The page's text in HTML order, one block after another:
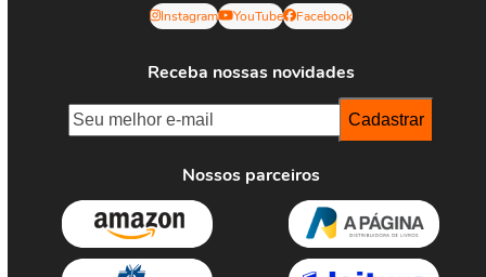
Instagram YouTube Facebook
Receba nossas novidades
Nossos parceiros